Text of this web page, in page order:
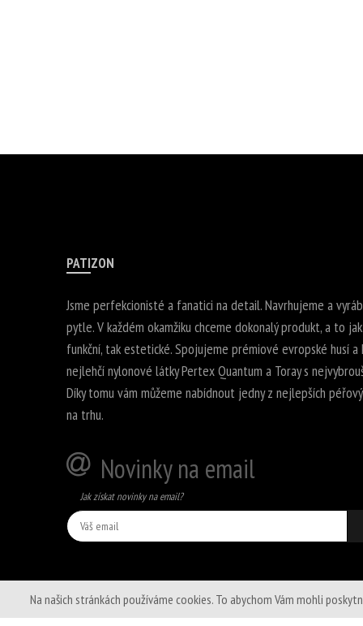
PATIZON
Jsme perfekcionisté a fanatici na detail. Navrhujeme a
pytle. V každém okamžiku chceme dokonalý produkt, a to
funkční, tak estetické. Spojujeme prémiové evropské husí a
nejlehčí nylonové látky Pertex Quantum a Toray s
Díky tomu vám můžeme nabídnout jedny z nejlepších
na trhu.
Novinky na email
Jak získat novinky na email?
Na našich stránkách používáme cookies. To abychom Vám mohli